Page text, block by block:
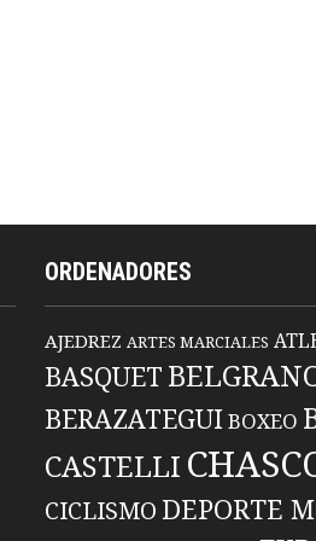
ORDENADORES
AJEDREZ ARTES MARCIALES
BASQUET
BERAZATEGUIBOXEO
CASTELLI
CICLISMO DEPORTE